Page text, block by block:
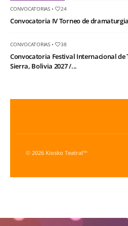
CONVOCATORIAS• 24
Convocatoria IV Torneo de
CONVOCATORIAS• 38
Convocatoria Festival Internacional de
Sierra, Bolivia 2027 /...
© 2026 Kiosko Teatral™